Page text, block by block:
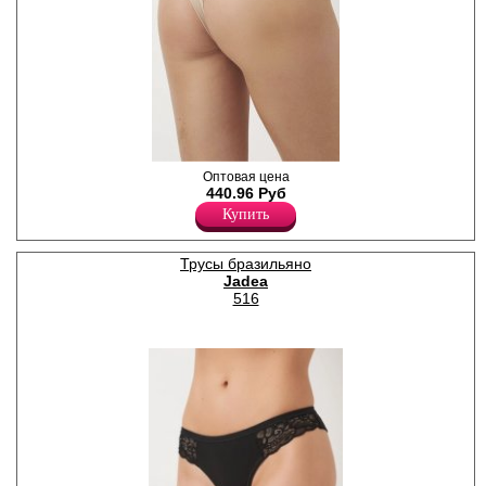
Рекомендуется бережная
стирка при 30С.
Хлопок 92%
Эластан 8%
Трусики бразилиана женские
из модала и хлопка с
добавлением эластана,
повышающий прочность и
качество одежды, создавая
идеальное облегание
фигуры. Имеют среднюю
посадку, мягкую и
эластичную тонкую резинку
позволяет избежать трения
и раздражения кожи.
Отлично пропускают воздух
и быстро впитывают влагу,
сохраняя ощущение
свежести на протяжении
всего дня. Тактильно
приятные на ощупь
Оптовая цена
440.96 Руб
Купить
Трусы бразильяно
Jadea
516